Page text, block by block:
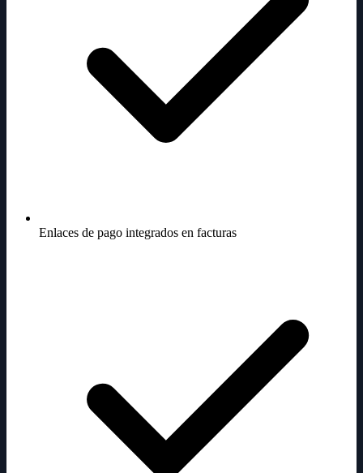
Enlaces de pago integrados en facturas